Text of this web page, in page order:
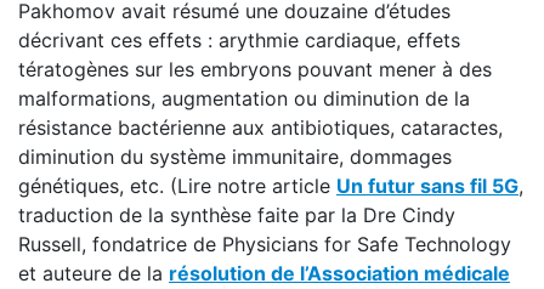
Pakhomov avait résumé une douzaine d’études
décrivant ces effets : arythmie cardiaque, effets
tératogènes sur les embryons pouvant mener à des
malformations, augmentation ou diminution de la
résistance bactérienne aux antibiotiques, cataractes,
diminution du système immunitaire, dommages
génétiques, etc. (Lire notre article Un futur sans fil 5G,
traduction de la synthèse faite par la Dre Cindy
Russell, fondatrice de Physicians for Safe Technology
et auteure de la résolution de l’Association médicale